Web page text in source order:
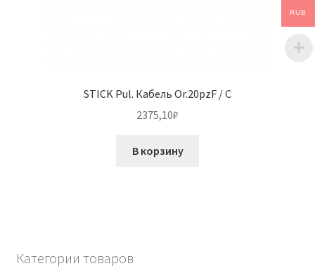
STICK Pul. Кабель Or.20pzF / C
2375,10₽
В корзину
Категории товаров
RUB